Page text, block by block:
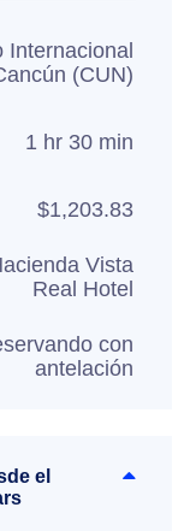
Internacional
(CUN)
1 hr 30 min
$1,203.83
Vista
Real Hotel
con
antelación
el